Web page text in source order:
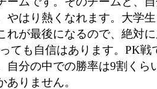
やはり熱くなれます。大学
れが最後になるので、絶対
ても自信はあります。PK戦
自分の中での勝率は9割くら
ありません。